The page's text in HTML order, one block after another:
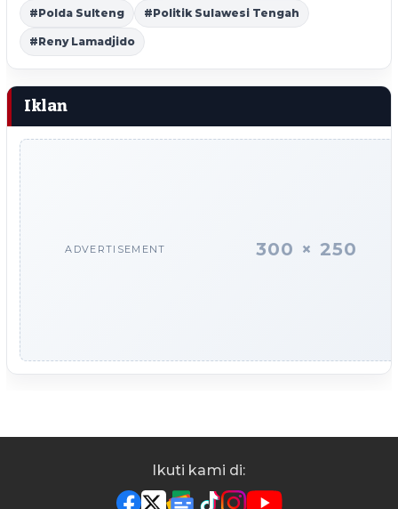
#Polda Sulteng #Politik Sulawesi Tengah
#Reny Lamadjido
Iklan
ADVERTISEMENT 300 × 250
Ikuti kami di: